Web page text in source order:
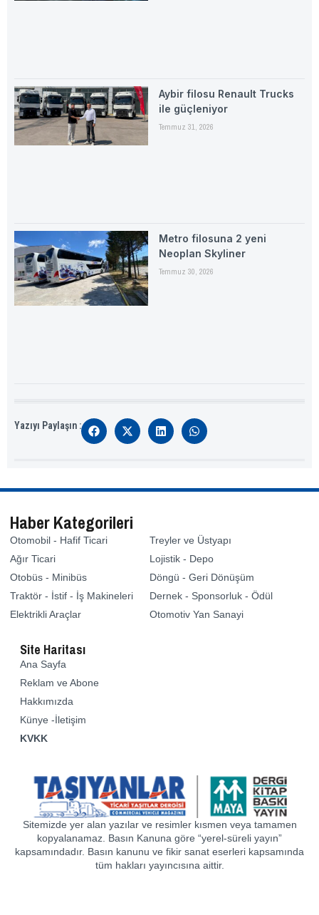
Aybir filosu Renault Trucks
ile güçleniyor
Temmuz 31, 2026
Metro filosuna 2 yeni
Neoplan Skyliner
Temmuz 30, 2026
Yazıyı Paylaşın :
Haber Kategorileri
Otomobil - Hafif Ticari
Ağır Ticari
Otobüs - Minibüs
Traktör - İstif - İş Makineleri
Elektrikli Araçlar
Treyler ve Üstyapı
Lojistik - Depo
Döngü - Geri Dönüşüm
Dernek - Sponsorluk - Ödül
Otomotiv Yan Sanayi
Site Haritası
Ana Sayfa
Reklam ve Abone
Hakkımızda
Künye -İletişim
KVKK
Sitemizde yer alan yazılar ve resimler kısmen veya tamamen
kopyalanamaz. Basın Kanuna göre “yerel-süreli yayın”
kapsamındadır. Basın kanunu ve fikir sanat eserleri kapsamında
tüm hakları yayıncısına aittir.